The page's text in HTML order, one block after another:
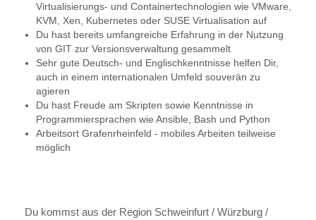
Virtualisierungs- und Containertechnologien wie VMware,
KVM, Xen, Kubernetes oder SUSE Virtualisation auf
Du hast bereits umfangreiche Erfahrung in der Nutzung
von GIT zur Versionsverwaltung gesammelt
Sehr gute Deutsch- und Englischkenntnisse helfen Dir,
auch in einem internationalen Umfeld souverän zu
agieren
Du hast Freude am Skripten sowie Kenntnisse in
Programmiersprachen wie Ansible, Bash und Python
Arbeitsort Grafenrheinfeld - mobiles Arbeiten teilweise
möglich
Du kommst aus der Region Schweinfurt / Würzburg /